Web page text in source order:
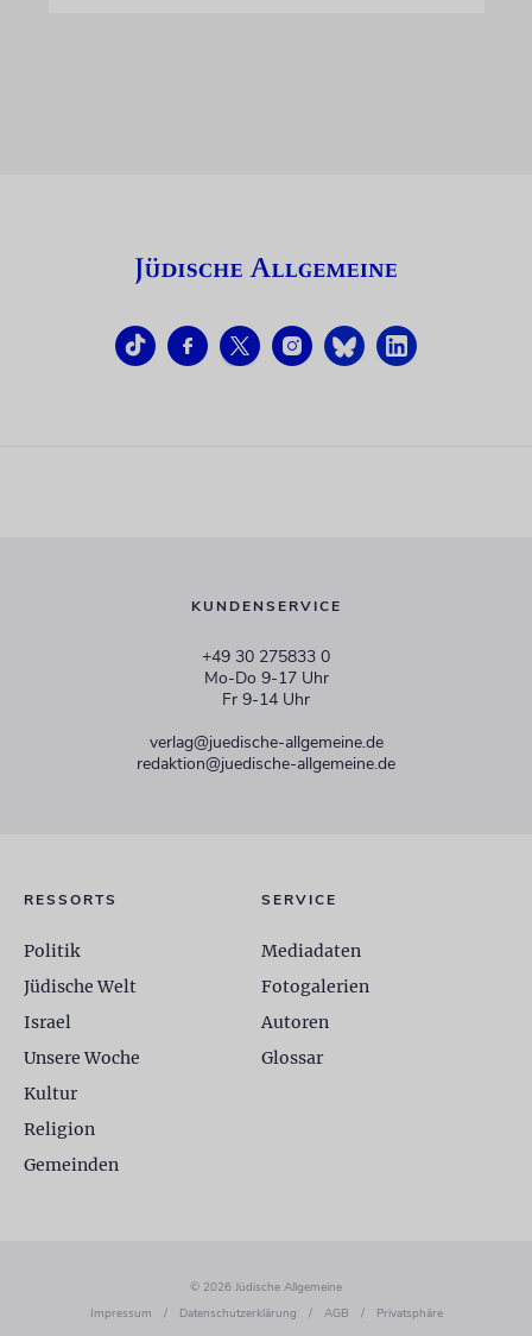
KUNDENSERVICE
+49 30 275833 0
Mo-Do 9-17 Uhr
Fr 9-14 Uhr
verlag@juedische-allgemeine.de
redaktion@juedische-allgemeine.de
RESSORTS
Politik
Jüdische Welt
Israel
Unsere Woche
Kultur
Religion
Gemeinden
SERVICE
Mediadaten
Fotogalerien
Autoren
Glossar
© 2026 Jüdische Allgemeine
Impressum
/ Datenschutzerklärung / AGB / Privatsphäre